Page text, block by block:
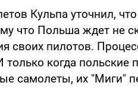
Кульпа уточнил, что
что Польша ждет не
своих пилотов.
только когда польские
самолеты, их "Миги"